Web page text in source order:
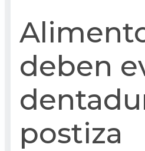
deben
postiza